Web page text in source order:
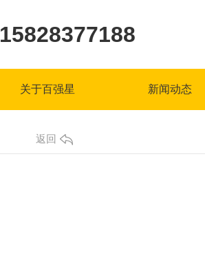
15828377188
关于百强星 新闻动态
返回